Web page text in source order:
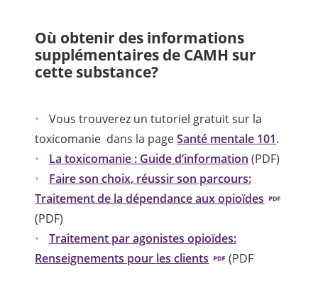
Où obtenir des informations
supplémentaires de CAMH sur
cette substance?
Vous trouverez un tutoriel gratuit sur la
toxicomanie dans la pageSanté mentale 101.
La toxicomanie : Guide d’information (PDF)
Faire son choix, réussir son parcours:
Traitement de la dépendance aux opioïdes
(PDF)
Traitement par agonistes opioïdes:
Renseignements pour les clients
(PDF